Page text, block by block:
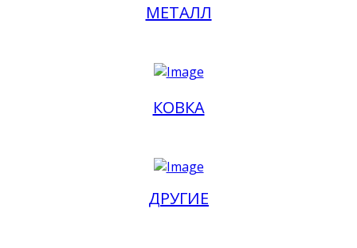
МЕТАЛЛ
КОВКА
ДРУГИЕ